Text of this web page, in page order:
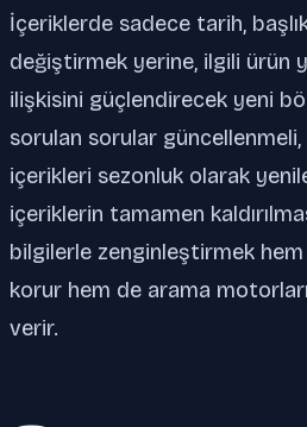
İçeriklerde sadece tarih,
değiştirmek yerine, ilgili ürün
ilişkisini güçlendirecek yeni
sorulan sorular
içerikleri sezonluk olarak
içeriklerin tamamen
bilgilerle zenginleştirmek
korur hem de arama
verir.